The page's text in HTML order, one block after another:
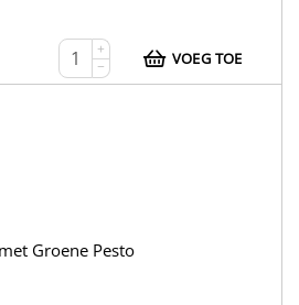
+
−
VOEG TOE
Groene Pesto